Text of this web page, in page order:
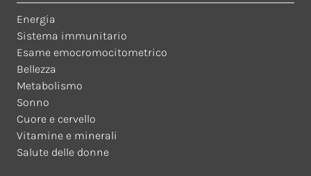
Energia
Sistema immunitario
Esame emocromocitometrico
Bellezza
Metabolismo
Sonno
Cuore e cervello
Vitamine e minerali
Salute delle donne